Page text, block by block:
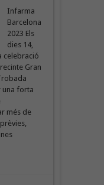
Infarma
Barcelona
2023 Els
dies 14,
celebració
Gran
una forta
més de